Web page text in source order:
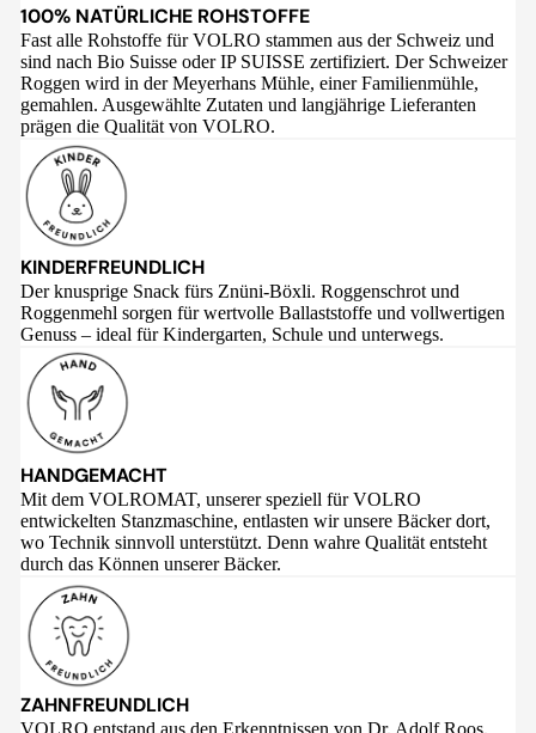
100% NATÜRLICHE ROHSTOFFE
Fast alle Rohstoffe für VOLRO stammen aus der Schweiz und
sind nach Bio Suisse oder IP SUISSE zertifiziert. Der Schweizer
Roggen wird in der Meyerhans Mühle, einer Familienmühle,
gemahlen. Ausgewählte Zutaten und langjährige Lieferanten
prägen die Qualität von VOLRO.
KINDERFREUNDLICH
Der knusprige Snack fürs Znüni-Böxli. Roggenschrot und
Roggenmehl sorgen für wertvolle Ballaststoffe und vollwertigen
Genuss – ideal für Kindergarten, Schule und unterwegs.
HANDGEMACHT
Mit dem VOLROMAT, unserer speziell für VOLRO
entwickelten Stanzmaschine, entlasten wir unsere Bäcker dort,
wo Technik sinnvoll unterstützt. Denn wahre Qualität entsteht
durch das Können unserer Bäcker.
ZAHNFREUNDLICH
VOLRO entstand aus den Erkenntnissen von Dr. Adolf Roos,